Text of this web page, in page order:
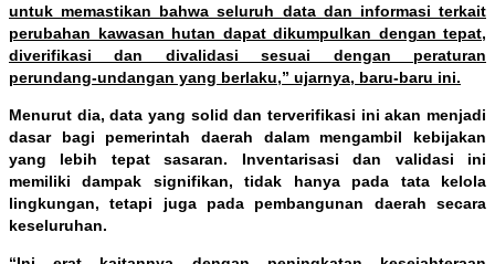
untuk memastikan bahwa seluruh data dan informasi terkait
perubahan kawasan hutan dapat dikumpulkan dengan tepat,
diverifikasi dan divalidasi sesuai dengan peraturan
perundang-undangan yang berlaku,” ujarnya, baru-baru ini.
Menurut dia, data yang solid dan terverifikasi ini akan menjadi
dasar bagi pemerintah daerah dalam mengambil kebijakan
yang lebih tepat sasaran. Inventarisasi dan validasi ini
memiliki dampak signifikan, tidak hanya pada tata kelola
lingkungan, tetapi juga pada pembangunan daerah secara
keseluruhan.